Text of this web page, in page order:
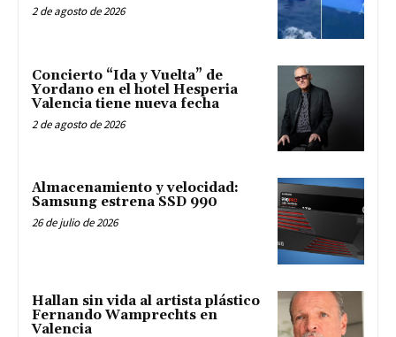
2 de agosto de 2026
Concierto “Ida y Vuelta” de
Yordano en el hotel Hesperia
Valencia tiene nueva fecha
2 de agosto de 2026
Almacenamiento y velocidad:
Samsung estrena SSD 990
26 de julio de 2026
Hallan sin vida al artista plástico
Fernando Wamprechts en
Valencia